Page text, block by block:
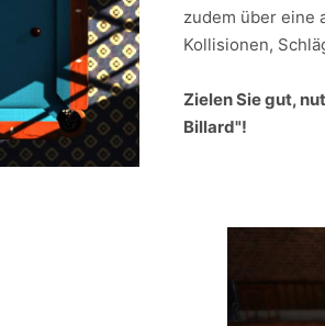
zudem über eine
Kollisionen,
Zielen Sie gut,
Billard"!